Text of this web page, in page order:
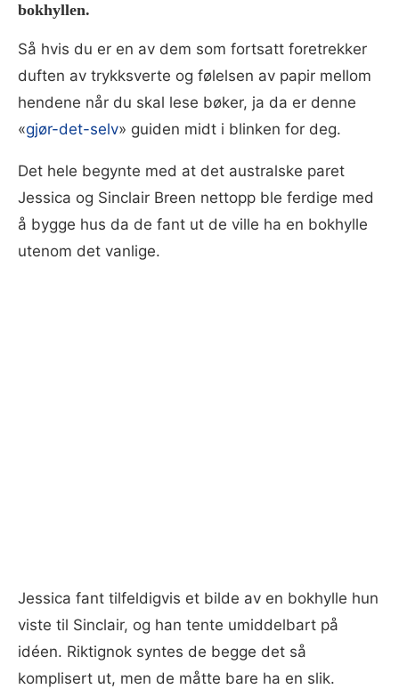
bokhyllen.
Så hvis du er en av dem som fortsatt foretrekker
duften av trykksverte og følelsen av papir mellom
hendene når du skal lese bøker, ja da er denne
«gjør-det-selv» guiden midt i blinken for deg.
Det hele begynte med at det australske paret
Jessica og Sinclair Breen nettopp ble ferdige med
å bygge hus da de fant ut de ville ha en bokhylle
utenom det vanlige.
Jessica fant tilfeldigvis et bilde av en bokhylle hun
viste til Sinclair, og han tente umiddelbart på
idéen. Riktignok syntes de begge det så
komplisert ut, men de måtte bare ha en slik.